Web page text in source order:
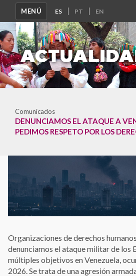
MENÚ
Comunicados
DENUNCIAMOS EL ATAQUE A
PEDIMOS RESPETO POR LOS
Organizaciones de derechos
denunciamos el ataque militar de los
múltiples objetivos en Venezuela,
2026. Se trata de una agresión